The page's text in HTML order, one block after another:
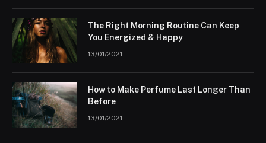
The Right Morning Routine Can Keep
You Energized & Happy
13/01/2021
How to Make Perfume Last Longer Than
Before
13/01/2021